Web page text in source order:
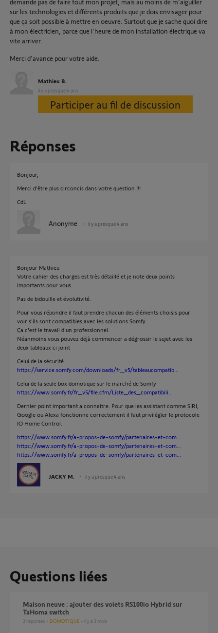
demande pas de faire tout mon projet, mais au moins de m'aiguiller
sur les technologies et différents produits que je dois envisager pour
que ça soit possible à mettre en oeuvre. Surtout que je sache quoi dire
à mon électricien, parce que l'heure de mon installation électrique va
vite arriver.
Merci d'avance pour votre aide.
Mathieu B.
il y a presque 4 ans
Participer au fil de discussion
Réponses
Bonjour,
Merci d'être plus circoncis dans votre question !!!
CdL
Anonyme il y a presque 4 ans
Bonjour Mathieu
Votre cahier des charges est très détaillé et je note deux points
importants pour vous.
Pas de bidouille et évolutivité.
Pour vous répondre il faut prendre chacun des éléments choisis pour
voir s'ils sont compatibles avec les solutions Somfy.
Ça c'est le travail d'un professionnel.
Néanmoins vous pouvez déjà commencer a dégrossir le sujet avec les
deux tableaux ci joint
Celui de la sécurité
https://service.somfy.com/downloads/fr_v5/tableaucompatib...
Celui de la seule box domotique sur le marché de Somfy
https://www.somfy.fr/fr_v5/file.cfm/Liste_des_compatibili...
Dernier point important a connaitre. Pour que les assistant comme SIRI,
Google ou Alexa fonctionne correctement il faut privilégier le protocole
IO Home Control.
https://www.somfy.fr/a-propos-de-somfy/partenaires-et-com...
https://www.somfy.fr/a-propos-de-somfy/partenaires-et-com...
https://www.somfy.fr/a-propos-de-somfy/partenaires-et-com...
JACKY M. il y a presque 4 ans
Questions liées
Maison neuve : ajouter des volets RS100io Hybrid sur
TaHoma switch
2 réponses DOMOTIQUE il y a 3 mois